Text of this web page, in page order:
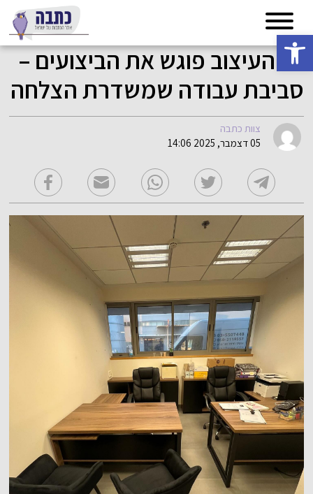
פתח סרגל נגישות
כשהעיצוב פוגש את הביצועים –
סביבת עבודה שמשדרת הצלחה
צוות כתבה
05 דצמבר, 2025 14:06